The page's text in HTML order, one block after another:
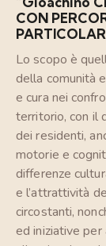
CON
Lo scopo è
della comunità
e cura nei
territorio, con il
dei residenti,
motorie e
differenze
e l’attrattività
circostanti,
ed iniziative per